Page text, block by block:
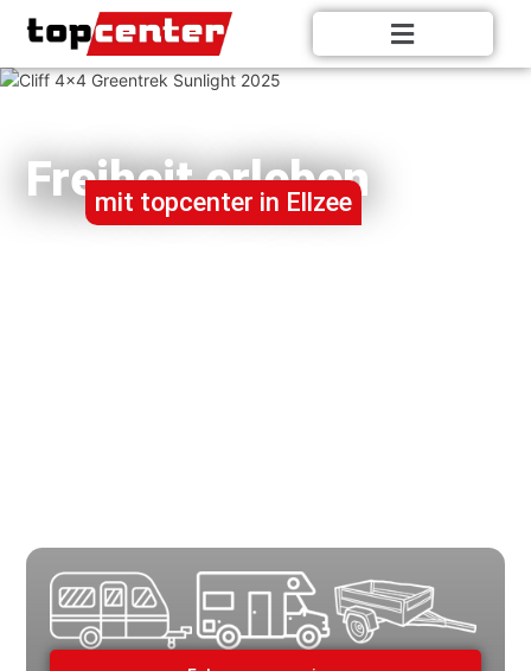
Freiheit erleben
mit topcenter in Ellzee